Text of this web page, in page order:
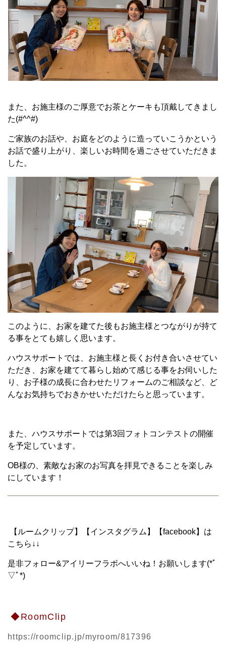
また、お施主様のご厚意でお茶とケーキも頂戴してきまし
た(#^^#)
ご家族のお話や、お庭をどのように造っていこうかという
お話で盛り上がり、楽しいお時間を過ごさせていただきま
した。
このように、お家を建てた後もお施主様とつながりが持て
る事をとても嬉しく思います。
ハウスサポートでは、お施主様と長くお付き合いさせてい
ただき、お家を建てて暮らし始めて感じる事をお伺いした
り、お子様の成長に合わせたリフォームのご相談など、ど
んなお気持ちでおきかせいただけたらと思っています。
また、ハウスサポートでは第3回フォトコンテストの開催
を予定しています。
OB様の、素敵なお家のお写真を拝見できることを楽しみ
にしています！
【ルームクリップ】【インスタグラム】【facebook】は
こちら↓↓
是非フォロー&アイリーフラボへいいね！お願いします(*ﾟ
▽ﾟ*)
◆RoomClip
https://roomclip.jp/myroom/817396